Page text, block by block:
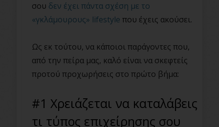
σου δεν έχει πάντα σχέση με το
«γκλάμουρους» lifestyle που έχεις ακούσει.
Ως εκ τούτου, να κάποιοι παράγοντες που,
από την πείρα μας, καλό είναι να σκεφτείς
προτού προχωρήσεις στο πρώτο βήμα:
#1 Χρειάζεται να καταλάβεις
τι τύπος επιχείρησης σου